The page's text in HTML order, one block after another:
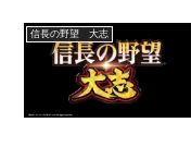
信長の野望 大志